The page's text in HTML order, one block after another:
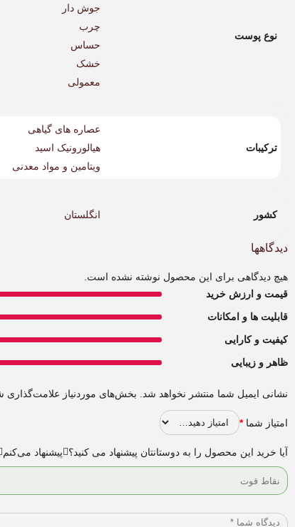
نوع پوست
جوش دار
چرب
حساس
خشک
معمولی
ترکیبات
عصاره های گیاهی
هیالورونیک اسید
ویتامین و مواد معدنی
کشور انگلستان
دیدگاهها
هیچ دیدگاهی برای این محصول نوشته نشده است.
قیمت و ارزش خرید
قابلیت ها و امکانات
کیفیت و کارایی
ظاهر و زیبایی
نشانی ایمیل شما منتشر نخواهد شد. بخش‌های موردنیاز علامت‌گذاری
امتیاز شما*
آیا خرید این محصول را به دوستانتان پیشنهاد می کنید؟ پیشنهاد می‌کنم